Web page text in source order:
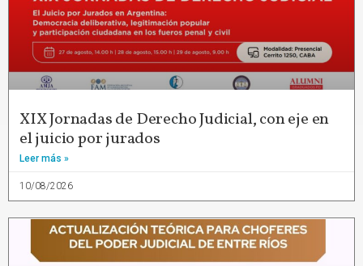
XIX Jornadas de Derecho Judicial, con eje en
el juicio por jurados
Leer más »
10/08/2026